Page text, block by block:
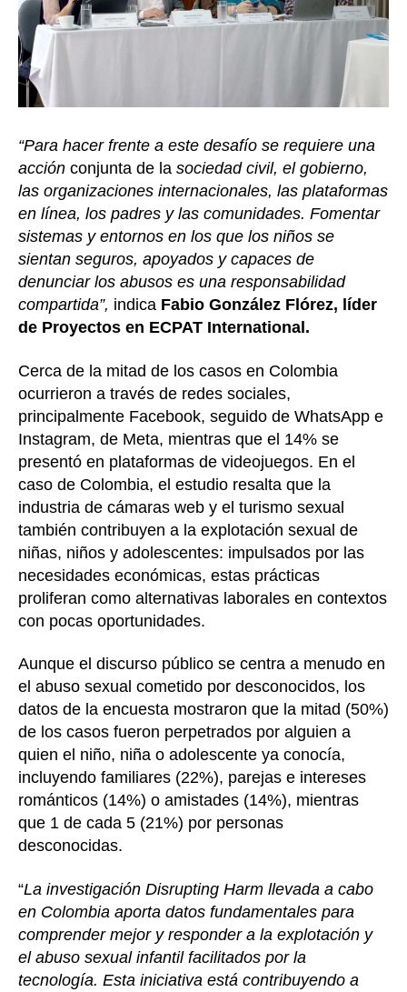
“Para hacer frente a este desafío se requiere una
acción conjunta de la sociedad civil, el gobierno,
las organizaciones internacionales, las plataformas
en línea, los padres y las comunidades. Fomentar
sistemas y entornos en los que los niños se
sientan seguros, apoyados y capaces de
denunciar los abusos es una responsabilidad
compartida”, indica Fabio González Flórez, líder
de Proyectos en ECPAT International.
Cerca de la mitad de los casos en Colombia
ocurrieron a través de redes sociales,
principalmente Facebook, seguido de WhatsApp e
Instagram, de Meta, mientras que el 14% se
presentó en plataformas de videojuegos. En el
caso de Colombia, el estudio resalta que la
industria de cámaras web y el turismo sexual
también contribuyen a la explotación sexual de
niñas, niños y adolescentes: impulsados por las
necesidades económicas, estas prácticas
proliferan como alternativas laborales en contextos
con pocas oportunidades.
Aunque el discurso público se centra a menudo en
el abuso sexual cometido por desconocidos, los
datos de la encuesta mostraron que la mitad (50%)
de los casos fueron perpetrados por alguien a
quien el niño, niña o adolescente ya conocía,
incluyendo familiares (22%), parejas e intereses
románticos (14%) o amistades (14%), mientras
que 1 de cada 5 (21%) por personas
desconocidas.
“La investigación Disrupting Harm llevada a cabo
en Colombia aporta datos fundamentales para
comprender mejor y responder a la explotación y
el abuso sexual infantil facilitados por la
tecnología. Esta iniciativa está contribuyendo a